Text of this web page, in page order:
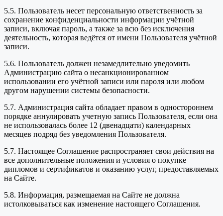
5.5. Пользователь несет персональную ответственность за
сохранение конфиденциальности информации учётной
записи, включая пароль, а также за всю без исключения
деятельность, которая ведётся от имени Пользователя учётной
записи.
5.6. Пользователь должен незамедлительно уведомить
Администрацию сайта о несанкционированном
использовании его учётной записи или пароля или любом
другом нарушении системы безопасности.
5.7. Администрация сайта обладает правом в одностороннем
порядке аннулировать учетную запись Пользователя, если она
не использовалась более 12 (двенадцати) календарных
месяцев подряд без уведомления Пользователя.
5.7. Настоящее Соглашение распространяет свои действия на
все дополнительные положения и условия о покупке
дипломов и сертификатов и оказанию услуг, предоставляемых
на Сайте.
5.8. Информация, размещаемая на Сайте не должна
истолковываться как изменение настоящего Соглашения.